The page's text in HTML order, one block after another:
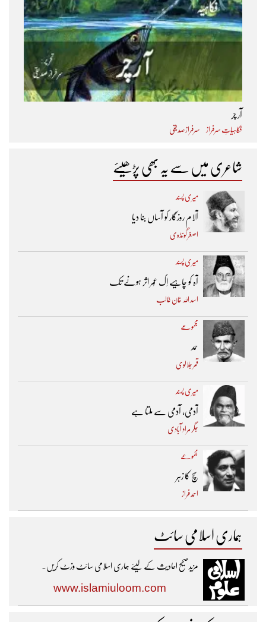
آر چر
فکاہیاتِ سرفراز سرفراز صدیقی
شاعری میں سے یہ بھی پڑھیئے
میری پسند
آلام روزگار کو آساں بنا دیا
اصغر گونڈوی
میری پسند
آہ کو چاہیے اِک عُمر اثر ہونے تک ​
اسد اللہ خان غالب
مجموعے
حمد
قمر جلالوی
میری پسند
آدمی، آدمی سے ملتا ہے
جگر مراد آبادی
مجموعے
سچ کا زہر
احمد فراز
ہماری اسلامی سائٹ
مزیدصحیح احادیث کے لیئے ہماری اسلامی سائٹ وزٹ کریں۔
www.islamiuloom.com